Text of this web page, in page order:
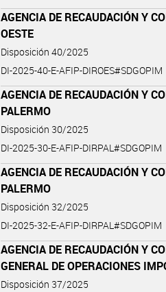
AGENCIA DE RECAUDACIÓN Y
OESTE
Disposición 40/2025
DI-2025-40-E-AFIP-DIROES#SDGOPIM
AGENCIA DE RECAUDACIÓN Y
PALERMO
Disposición 30/2025
DI-2025-30-E-AFIP-DIRPAL#SDGOPIM
AGENCIA DE RECAUDACIÓN Y
PALERMO
Disposición 32/2025
DI-2025-32-E-AFIP-DIRPAL#SDGOPIM
AGENCIA DE RECAUDACIÓN Y
GENERAL DE OPERACIONES
Disposición 37/2025